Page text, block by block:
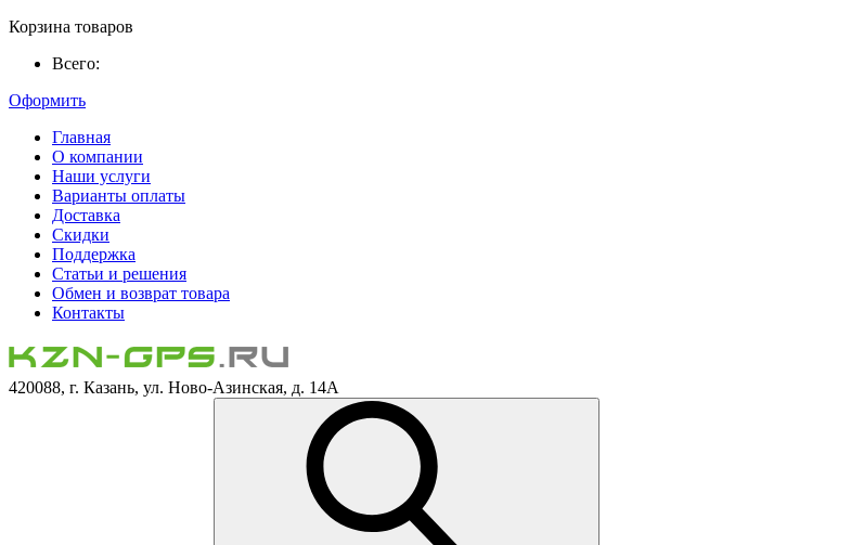
Корзина товаров
Всего:
Оформить
Главная
О компании
Наши услуги
Варианты оплаты
Доставка
Скидки
Поддержка
Статьи и решения
Обмен и возврат товара
Контакты
420088, г. Казань, ул. Ново-Азинская, д. 14А